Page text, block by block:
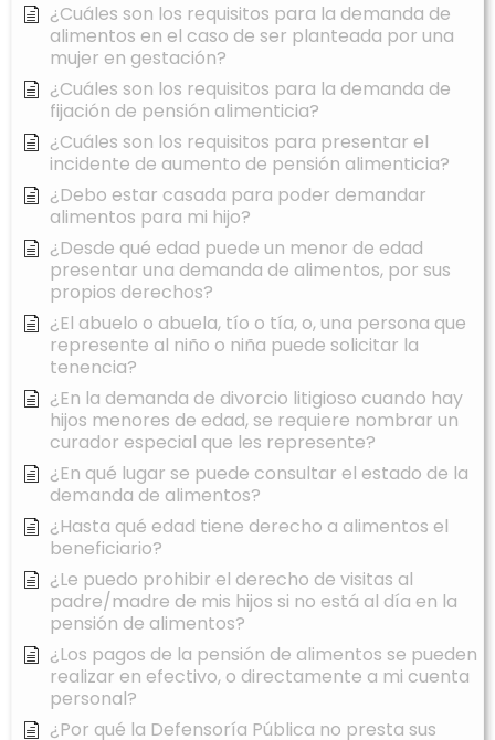
¿Cuáles son los requisitos para la demanda de
alimentos en el caso de ser planteada por una
mujer en gestación?
¿Cuáles son los requisitos para la demanda de
fijación de pensión alimenticia?
¿Cuáles son los requisitos para presentar el
incidente de aumento de pensión alimenticia?
¿Debo estar casada para poder demandar
alimentos para mi hijo?
¿Desde qué edad puede un menor de edad
presentar una demanda de alimentos, por sus
propios derechos?
¿El abuelo o abuela, tío o tía, o, una persona que
represente al niño o niña puede solicitar la
tenencia?
¿En la demanda de divorcio litigioso cuando hay
hijos menores de edad, se requiere nombrar un
curador especial que les represente?
¿En qué lugar se puede consultar el estado de la
demanda de alimentos?
¿Hasta qué edad tiene derecho a alimentos el
beneficiario?
¿Le puedo prohibir el derecho de visitas al
padre/madre de mis hijos si no está al día en la
pensión de alimentos?
¿Los pagos de la pensión de alimentos se pueden
realizar en efectivo, o directamente a mi cuenta
personal?
¿Por qué la Defensoría Pública no presta sus